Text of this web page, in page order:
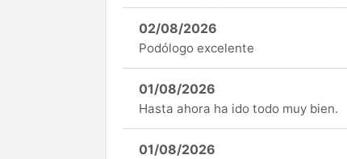
02/08/2026
Podólogo excelente
01/08/2026
Hasta ahora ha ido todo muy bien.
01/08/2026